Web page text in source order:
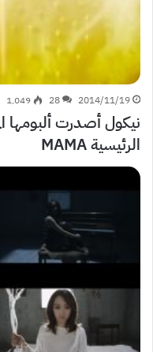
2014/11/19
28 1٬049
نيكول أصدرت ألبومها
الرئيسية MAMA